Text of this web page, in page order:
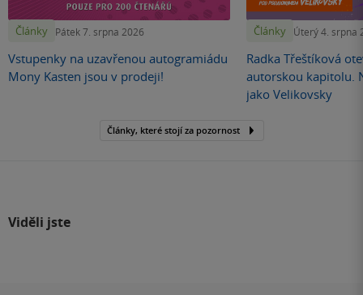
Články Pátek 7. srpna 2026
Vstupenky na uzavřenou autogramiádu
Mony Kasten jsou v prodeji!
Články Úterý 4. srpna
Radka Třeštíková
autorskou kapitolu.
jako Velikovsky
Články, které stojí za pozornost
Viděli jste